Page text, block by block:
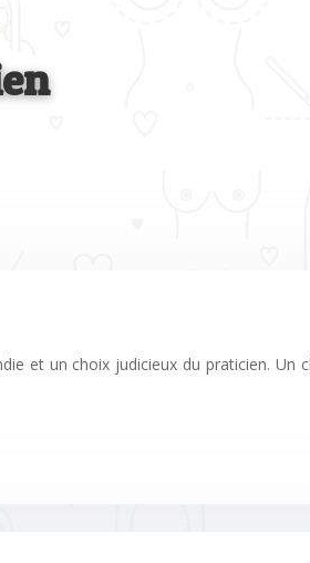
et un choix judicieux du praticien. Un